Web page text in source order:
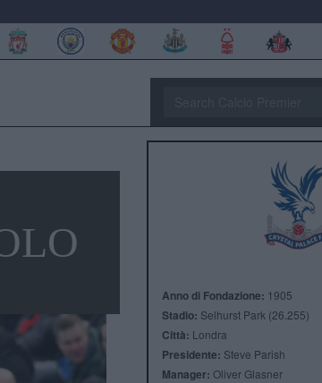
Anno di Fondazione: 1905
Stadio: Selhurst Park (26.255)
Città: Londra
Presidente: Steve Parish
Manager: Oliver Glasner